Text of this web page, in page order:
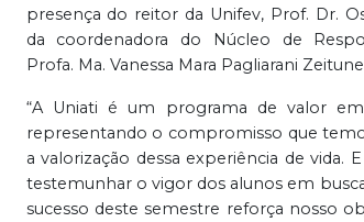
presença do reitor da Unifev, Prof. Dr.
da coordenadora do Núcleo de
Profa. Ma. Vanessa Mara Pagliarani
“A Uniati é um programa de valor
representando o compromisso que
a valorização dessa experiência de vida.
testemunhar o vigor dos alunos em
sucesso deste semestre reforça nosso